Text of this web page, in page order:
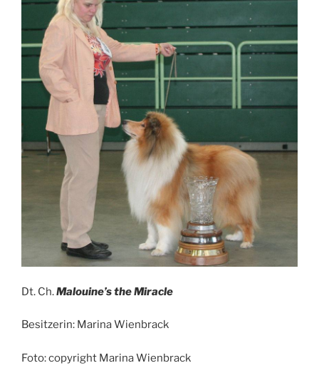
Dt. Ch.Malouine’s the Miracle
Besitzerin: Marina Wienbrack
Foto: copyright Marina Wienbrack